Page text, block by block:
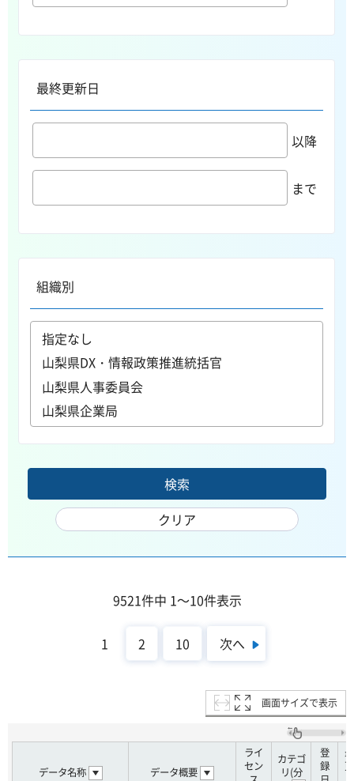
最終更新日
以降
まで
組織別
9521件中 1～10件表示
1 2 10 次へ
画面サイズで表示
データ名称 データ概要
ライ
セン
カテゴ
リ(分
登
録